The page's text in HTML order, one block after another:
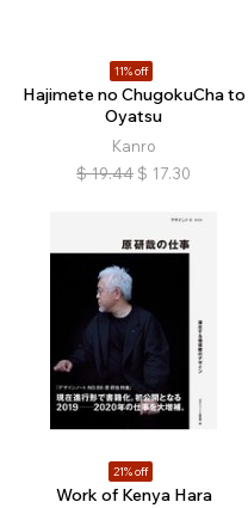
11% off
Hajimete no ChugokuCha to
Oyatsu
Kanro
$ 19.44 $ 17.30
21% off
Work of Kenya Hara